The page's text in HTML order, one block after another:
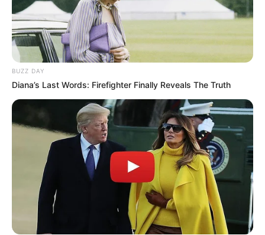
BUZZ DAY
Diana’s Last Words: Firefighter Finally Reveals The Truth